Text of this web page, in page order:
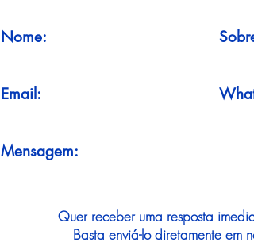
Nome:
Email:
Mensagem:
Quer receber uma resposta
Basta enviá-lo diretamente em